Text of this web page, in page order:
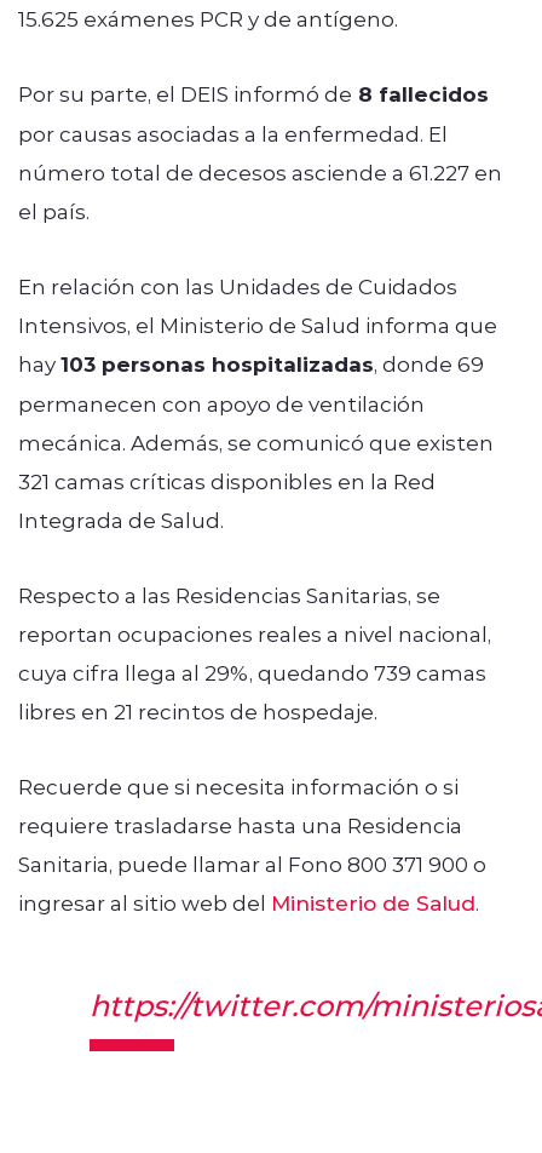
15.625 exámenes PCR y de antígeno.
Por su parte, el DEIS informó de 8 fallecidos
por causas asociadas a la enfermedad. El
número total de decesos asciende a 61.227 en
el país.
En relación con las Unidades de Cuidados
Intensivos, el Ministerio de Salud informa que
hay103 personas hospitalizadas, donde 69
permanecen con apoyo de ventilación
mecánica. Además, se comunicó que existen
321 camas críticas disponibles en la Red
Integrada de Salud.
Respecto a las Residencias Sanitarias, se
reportan ocupaciones reales a nivel nacional,
cuya cifra llega al 29%, quedando 739 camas
libres en 21 recintos de hospedaje.
Recuerde que si necesita información o si
requiere trasladarse hasta una Residencia
Sanitaria, puede llamar al Fono 800 371 900 o
ingresar al sitio web del Ministerio de Salud.
https://twitter.com/